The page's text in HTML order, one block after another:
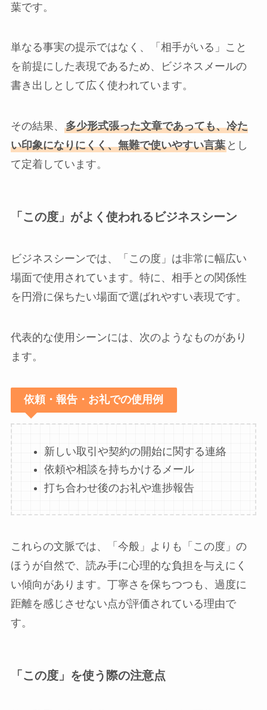
葉です。
単なる事実の提示ではなく、「相手がいる」こと
を前提にした表現であるため、ビジネスメールの
書き出しとして広く使われています。
その結果、 多少形式張った文章であっても、冷た
い印象になりにくく、無難で使いやすい言葉とし
て定着しています。
「この度」がよく使われるビジネスシーン
ビジネスシーンでは、「この度」は非常に幅広い
場面で使用されています。特に、相手との関係性
を円滑に保ちたい場面で選ばれやすい表現です。
代表的な使用シーンには、次のようなものがあり
ます。
依頼・報告・お礼での使用例
新しい取引や契約の開始に関する連絡
依頼や相談を持ちかけるメール
打ち合わせ後のお礼や進捗報告
これらの文脈では、「今般」よりも「この度」の
ほうが自然で、読み手に心理的な負担を与えにく
い傾向があります。丁寧さを保ちつつも、過度に
距離を感じさせない点が評価されている理由で
す。
「この度」を使う際の注意点